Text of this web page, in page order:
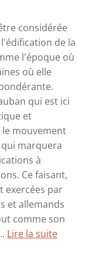
considérée
de la
l'époque où
où elle
qui est ici
et
mouvement
marquera
à
Ce faisant,
exercées par
et allemands
comme son
Lire la suite